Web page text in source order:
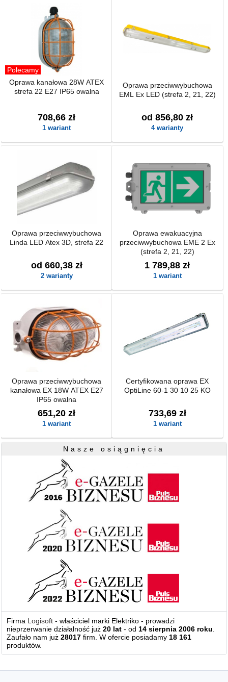
Polecamy
Oprawa kanałowa 28W ATEX
strefa 22 E27 IP65 owalna
708,66 zł
1 wariant
Oprawa przeciwwybuchowa
EML Ex LED (strefa 2, 21, 22)
od 856,80 zł
4 warianty
Oprawa przeciwwybuchowa
Linda LED Atex 3D, strefa 22
od 660,38 zł
2 warianty
Oprawa ewakuacyjna
przeciwwybuchowa EME 2 Ex
(strefa 2, 21, 22)
1 789,88 zł
1 wariant
Oprawa przeciwwybuchowa
kanałowa EX 18W ATEX E27
IP65 owalna
651,20 zł
1 wariant
Certyfikowana oprawa EX
OptiLine 60-1 30 10 25 KO
733,69 zł
1 wariant
Nasze osiągnięcia
Firma Logisoft - właściciel marki Elektriko - prowadzi
nieprzerwanie działalność już20 lat - od14 sierpnia 2006 roku.
Zaufało nam już28017 firm. W ofercie posiadamy18 161
produktów.